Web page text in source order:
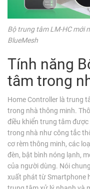
Bộ trung tâm LM-HC mới
BlueMesh
Tính năng
tâm trong
Home Controller là trung
trong nhà thông minh.
điều khiển trung tâm
trong nhà như công tắc
cơ rèm thông minh, các
đèn, bật bình nóng lạnh,
của người dùng. Nói
xuất phát từ Smartphone